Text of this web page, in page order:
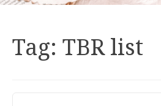
Tag: TBR list